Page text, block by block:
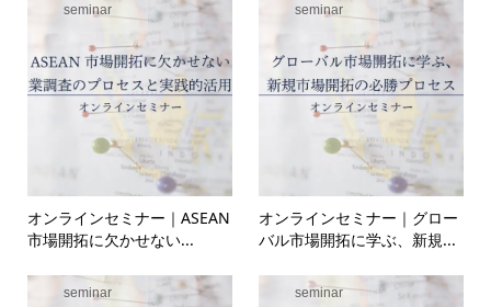
seminar
オンラインセミナー｜ASEAN
市場開拓に欠かせない...
seminar
オンラインセミナー｜グロー
バル市場開拓に学ぶ、新規...
seminar seminar